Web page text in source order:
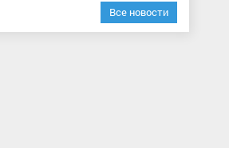
Все новости